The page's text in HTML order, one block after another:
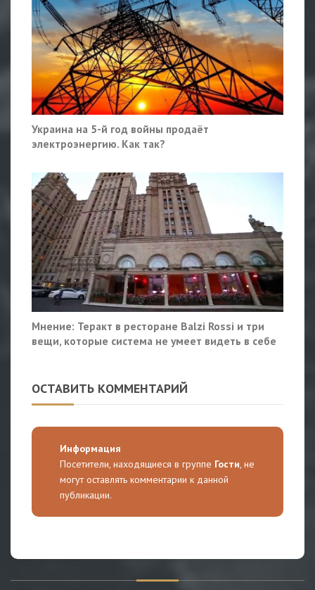
Украина на 5-й год войны продаёт
электроэнергию. Как так?
Мнение: Теракт в ресторане Balzi Rossi и три
вещи, которые система не умеет видеть в себе
ОСТАВИТЬ КОММЕНТАРИЙ
Информация
Посетители, находящиеся в группе Гости, не
могут оставлять комментарии к данной
публикации.